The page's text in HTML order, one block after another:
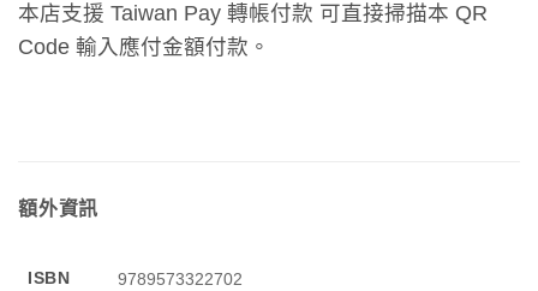
本店支援 Taiwan Pay 轉帳付款 可直接掃描本 QR
Code 輸入應付金額付款。
額外資訊
ISBN
9789573322702